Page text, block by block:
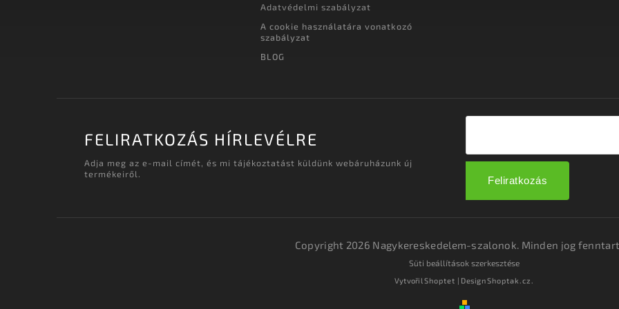
Adatvédelmi szabályzat
A cookie használatára vonatkozó
szabályzat
BLOG
FELIRATKOZÁS HÍRLEVÉLRE
Adja meg az e-mail címét, és mi tájékoztatást küldünk webáruházunk új
termékeiről.
Feliratkozás
Copyright 2026 Nagykereskedelem-szalonok. Minden jog
Süti beállítások szerkesztése
VytvořilShoptet | DesignShoptak.cz.